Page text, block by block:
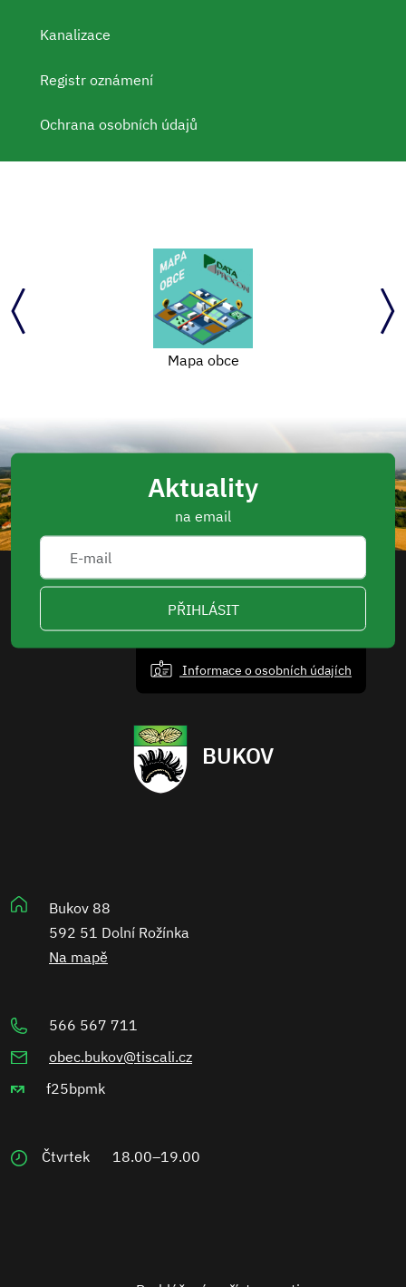
Kanalizace
Registr oznámení
Ochrana osobních údajů
Mapa obce
Aktuality
na email
PŘIHLÁSIT
Informace o osobních údajích
BUKOV
Bukov 88
592 51 Dolní Rožínka
Na mapě
566 567 711
obec.bukov@tiscali.cz
f25bpmk
Čtvrtek 18.00–19.00